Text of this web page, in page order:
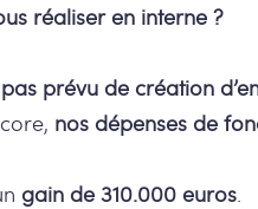
réaliser en interne ?
pas prévu de création
nos dépenses de
gain de 310.000 euros.